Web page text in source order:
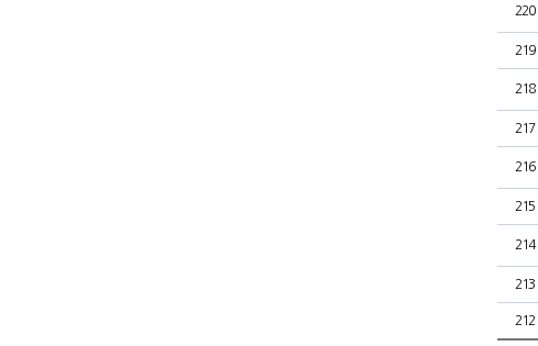
220
219
218
217
216
215
214
213
212